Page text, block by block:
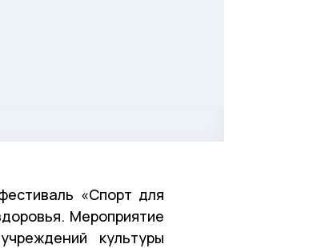
«Спорт для
Мероприятие
культуры